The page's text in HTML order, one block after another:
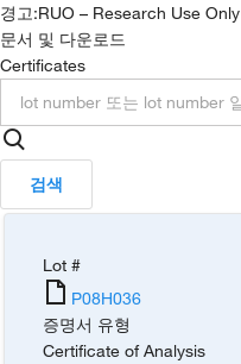
경고:RUO – Research Use Only
문서 및 다운로드
Certificates
검색
Lot #
P08H036
증명서 유형
Certificate of Analysis